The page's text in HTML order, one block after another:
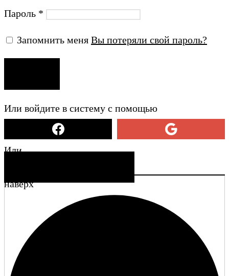
Пароль *
Запомнить меня Вы потеряли свой пароль?
Или войдите в систему с помощью
Или
наверх